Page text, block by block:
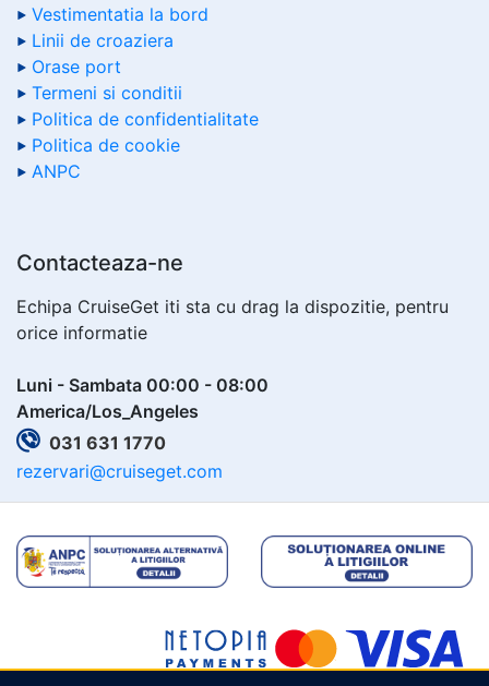
Vestimentatia la bord
Linii de croaziera
Orase port
Termeni si conditii
Politica de confidentialitate
Politica de cookie
ANPC
Contacteaza-ne
Echipa CruiseGet iti sta cu drag la dispozitie, pentru
orice informatie
Luni - Sambata 00:00 - 08:00
America/Los_Angeles
031 631 1770
rezervari@cruiseget.com